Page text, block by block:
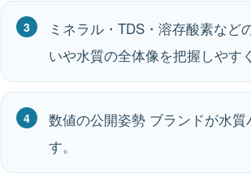
ミネラル・TDS・溶存酸素な
いや水質の全体像を把握しやす
数値の公開姿勢 ブランドが水
す。